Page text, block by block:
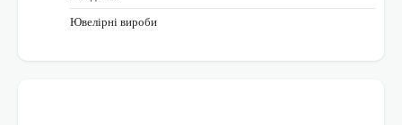
Ювелірні вироби